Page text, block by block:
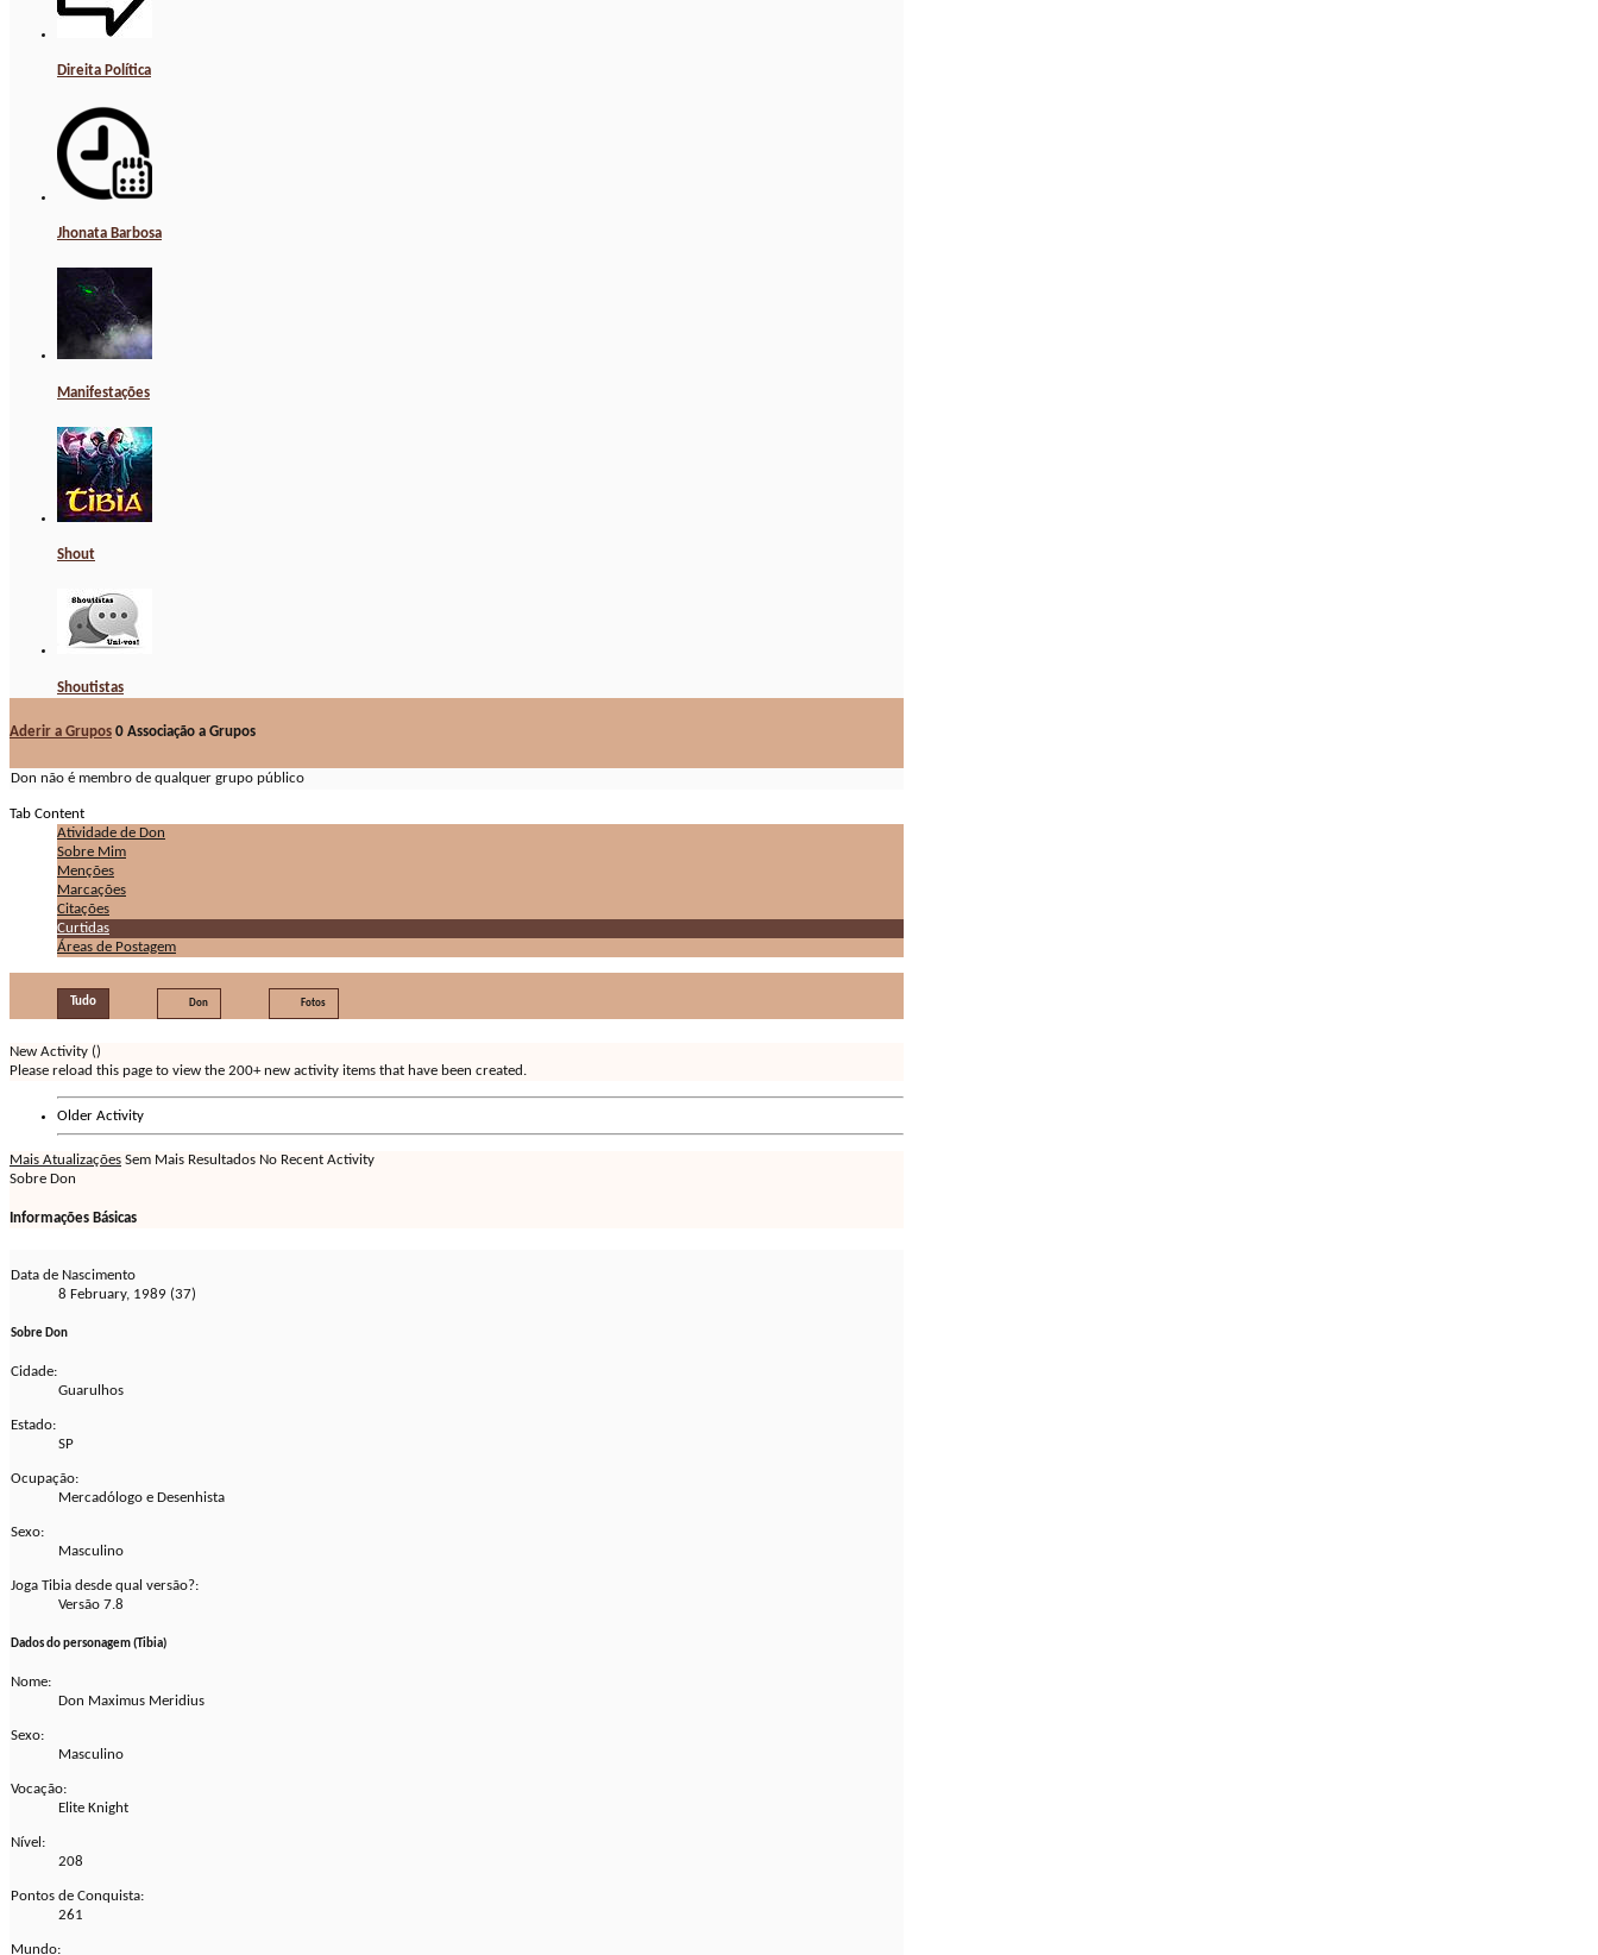
Direita Política
Jhonata Barbosa
Manifestações
Shout
Shoutistas
Aderir a Grupos 0 Associação a Grupos
Don não é membro de qualquer grupo público
Tab Content
Atividade de Don
Sobre Mim
Menções
Marcações
Citações
Curtidas
Áreas de Postagem
Tudo Don Fotos
New Activity ()
Please reload this page to view the 200+ new activity items that have been created.
Older Activity
Mais Atualizações Sem Mais Resultados No Recent Activity
Sobre Don
Informações Básicas
Data de Nascimento
8 February, 1989 (37)
Sobre Don
Cidade:
Guarulhos
Estado:
SP
Ocupação:
Mercadólogo e Desenhista
Sexo:
Masculino
Joga Tibia desde qual versão?:
Versão 7.8
Dados do personagem (Tibia)
Nome:
Don Maximus Meridius
Sexo:
Masculino
Vocação:
Elite Knight
Nível:
208
Pontos de Conquista:
261
Mundo: